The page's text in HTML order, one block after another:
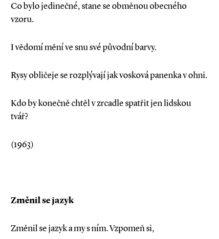
Co bylo jedinečné, stane se obměnou obecného
vzoru.
I vědomí mění ve snu své původní barvy.
Rysy obličeje se rozplývají jak vosková panenka v ohni.
Kdo by konečně chtěl v zrcadle spatřit jen lidskou
tvář?
(1963)
Změnil se jazyk
Změnil se jazyk a my s ním. Vzpomeň si,